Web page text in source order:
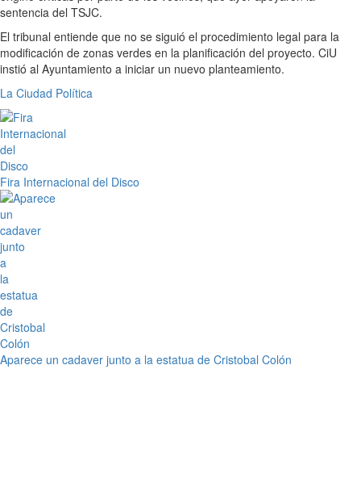
sentencia del TSJC.
El tribunal entiende que no se siguió el procedimiento legal para la
modificación de zonas verdes en la planificación del proyecto. CiU
instió al Ayuntamiento a iniciar un nuevo planteamiento.
La Ciudad Política
Fira Internacional del Disco
Aparece un cadaver junto a la estatua de Cristobal Colón